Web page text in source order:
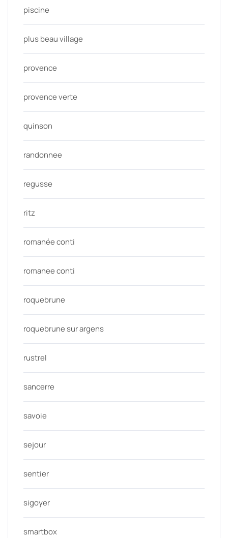
piscine
plus beau village
provence
provence verte
quinson
randonnee
regusse
ritz
romanée conti
romanee conti
roquebrune
roquebrune sur argens
rustrel
sancerre
savoie
sejour
sentier
sigoyer
smartbox